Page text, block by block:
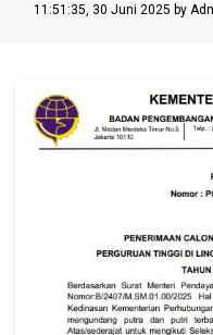
11:51:35, 30 Juni 2025 by